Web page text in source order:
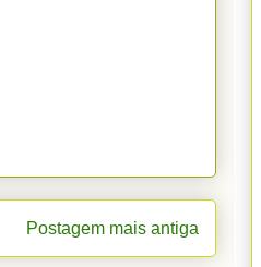
Postagem mais antiga